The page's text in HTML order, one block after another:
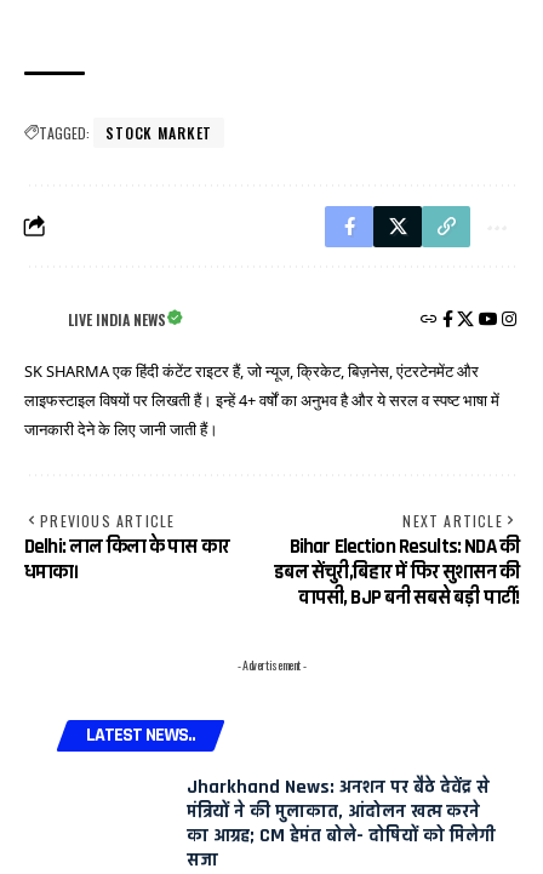
TAGGED: STOCK MARKET
LIVE INDIA NEWS
SK SHARMA एक हिंदी कंटेंट राइटर हैं, जो न्यूज, क्रिकेट, बिज़नेस, एंटरटेनमेंट और
लाइफस्टाइल विषयों पर लिखती हैं। इन्हें 4+ वर्षों का अनुभव है और ये सरल व स्पष्ट भाषा में
जानकारी देने के लिए जानी जाती हैं।
PREVIOUS ARTICLE
Delhi: लाल किला के पास कार
धमाका।
NEXT ARTICLE
Bihar Election Results: NDA की
डबल सेंचुरी,बिहार में फिर सुशासन की
वापसी, BJP बनी सबसे बड़ी पार्टी!
- Advertisement -
LATEST NEWS..
Jharkhand News: अनशन पर बैठे देवेंद्र से
मंत्रियों ने की मुलाकात, आंदोलन खत्म करने
का आग्रह; CM हेमंत बोले- दोषियों को मिलेगी
सजा